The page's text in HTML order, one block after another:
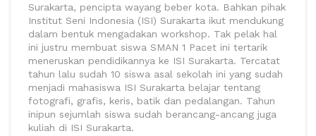
Surakarta, pencipta wayang beber kota. Bahkan pihak
Institut Seni Indonesia (ISI) Surakarta ikut mendukung
dalam bentuk mengadakan workshop. Tak pelak hal
ini justru membuat siswa SMAN 1 Pacet ini tertarik
meneruskan pendidikannya ke ISI Surakarta. Tercatat
tahun lalu sudah 10 siswa asal sekolah ini yang sudah
menjadi mahasiswa ISI Surakarta belajar tentang
fotografi, grafis, keris, batik dan pedalangan. Tahun
inipun sejumlah siswa sudah berancang-ancang juga
kuliah di ISI Surakarta.